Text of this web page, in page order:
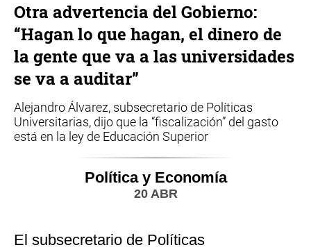
Otra advertencia del Gobierno:
“Hagan lo que hagan, el dinero de
la gente que va a las universidades
se va a auditar”
Alejandro Álvarez, subsecretario de Políticas
Universitarias, dijo que la “fiscalización” del gasto
está en la ley de Educación Superior
Política y Economía
20 ABR
El subsecretario de Políticas